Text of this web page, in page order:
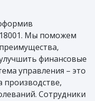
Мы поможем
финансовые
управления – это
производстве,
Сотрудники